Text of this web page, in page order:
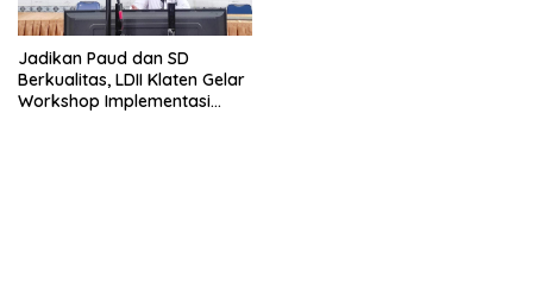
Jadikan Paud dan SD
Berkualitas, LDII Klaten Gelar
Workshop Implementasi